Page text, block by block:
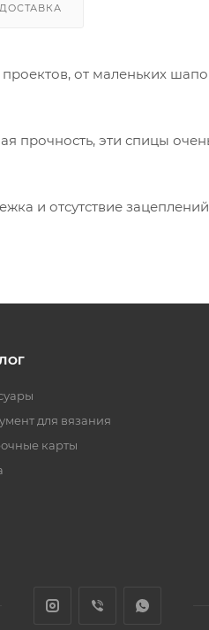
ДОСТАВКА
от маленьких
прочность, эти спицы
и отсутствие зацеплений
для вязания
карты